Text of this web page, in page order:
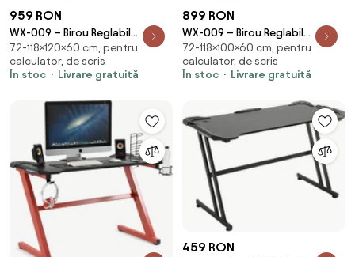
959 RON
WX-009 – Birou Reglabil
Electric, Înălțime Reglabilă 72–
118 cm, Blat Monobloc PAL de
Înaltă Densitate 15 mm, Cadru
Panou Electronic, 120 × 60 cm,
72-118×120×60 cm, pentru
calculator, de scris
În stoc
Livrare gratuită
899 RON
WX-009 – Birou Reglabil
Electric, Înălțime Reglabilă 72–
118 cm, Blat Monobloc PAL de
Înaltă Densitate 15 mm, Cadru
Panou Electronic, 100 × 60 cm,
Walnut
72-118×100×60 cm, pentru
calculator, de scris
În stoc
Livrare gratuită
459 RON